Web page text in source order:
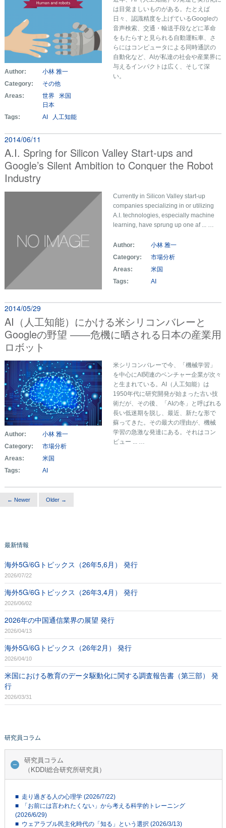
は目覚ましいものがある。たとえば
日々、認識精度を上げているGoogleの
音声検索、交通・輸送手段などに革命
をもたらすと見られる自動運転車、さ
らにはコンピュータによる同時通訳の
自動化など、AIが私達の社会や産業界に
与えるインパクトは広く、そして深
い。
Author:
小林 雅一
Category:
その他
Areas:
世界
米国
日本
Tags:
AI 人工知能
2014/06/11
A.I. Spring for Silicon Valley Start-ups and
Google’s Silent Ambition to Conquer the Robot
Industry
Currently in Silicon Valley start-up
companies specializing in or utilizing
A.I. technologies, especially machine
learning, have sprung up one af ... …
Author:
小林 雅一
Category:
市場分析
Areas:
米国
Tags:
AI
2014/05/29
AI（人工知能）にかける米シリコンバレーと
Googleの野望 ――危機に晒される日本の産業用
ロボット
米シリコンバレーで今、「機械学習」
を中心にAI関連のベンチャー企業が次々
と生まれている。AI（人工知能）は
1950年代に研究開発が始まった古い技
術だが、その後、「AIの冬」と呼ばれる
長い低迷期を脱し、最近、新たな形で
蘇ってきた。その最大の理由が、機械
学習の急激な発達にある。それはコン
ピュー ... …
Author:
小林 雅一
Category:
市場分析
Areas:
米国
Tags:
AI
← Newer Older →
最新情報
海外5G/6Gトピックス（26年5,6月） 発行
2026/07/22
海外5G/6Gトピックス（26年3,4月） 発行
2026/06/02
2026年の中国通信業界の展望 発行
2026/04/13
海外5G/6Gトピックス（26年2月） 発行
2026/04/10
米国における教育のデータ駆動化に関する調査報告書（第三部） 発
行
2026/03/31
研究員コラム
研究員コラム
（KDDI総合研究所研究員）
■ 走り過ぎる人の心理学 (2026/7/22)
■ 「お前には言われたくない」から考える科学的トレーニング
(2026/6/29)
■ ウェアラブル民主化時代の「知る」という選択 (2026/3/13)